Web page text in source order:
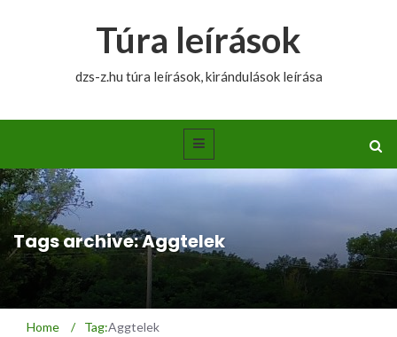
Túra leírások
dzs-z.hu túra leírások, kirándulások leírása
Tags archive: Aggtelek
Home / Tag:Aggtelek